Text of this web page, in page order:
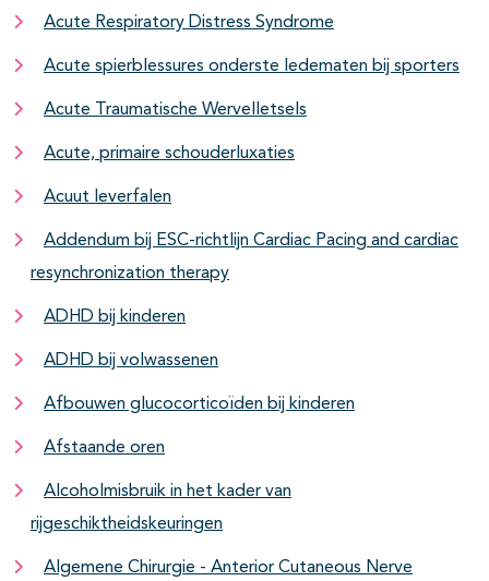
Acute Respiratory Distress Syndrome
Acute spierblessures onderste ledematen bij sporters
Acute Traumatische Wervelletsels
Acute, primaire schouderluxaties
Acuut leverfalen
Addendum bij ESC-richtlijn Cardiac Pacing and cardiac
resynchronization therapy
ADHD bij kinderen
ADHD bij volwassenen
Afbouwen glucocorticoïden bij kinderen
Afstaande oren
Alcoholmisbruik in het kader van
rijgeschiktheidskeuringen
Algemene Chirurgie - Anterior Cutaneous Nerve